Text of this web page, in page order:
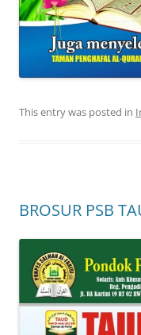
This entry was posted in
BROSUR PSB